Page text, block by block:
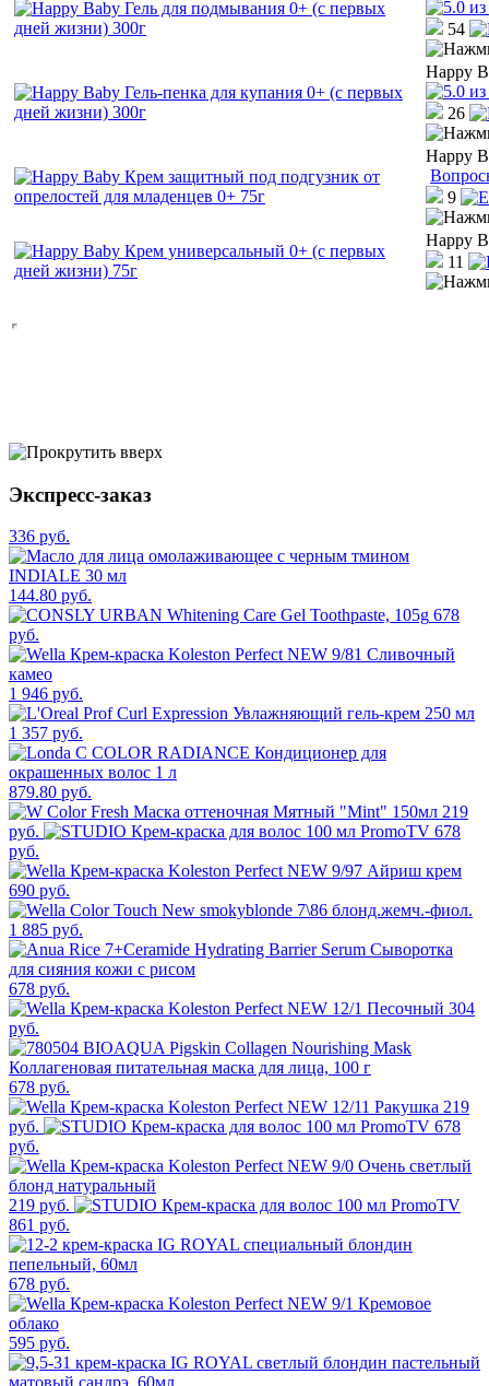
54
Happy
26
Happy
9
Happy
11
Экспресс-заказ
336 руб.
144.80 руб.
678
руб.
1 946 руб.
1 357 руб.
879.80 руб.
219
руб.
678
руб.
690 руб.
1 885 руб.
678 руб.
304
руб.
678 руб.
219
руб.
678
руб.
219 руб.
861 руб.
678 руб.
595 руб.